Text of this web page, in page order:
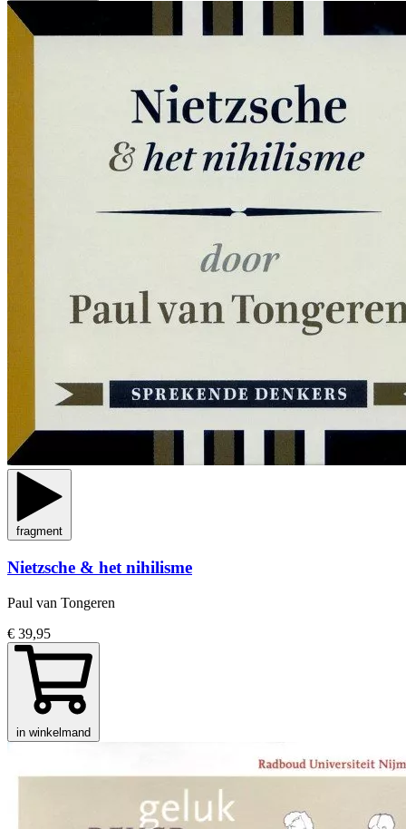
fragment
Nietzsche & het nihilisme
Paul van Tongeren
€ 39,95
in winkelmand